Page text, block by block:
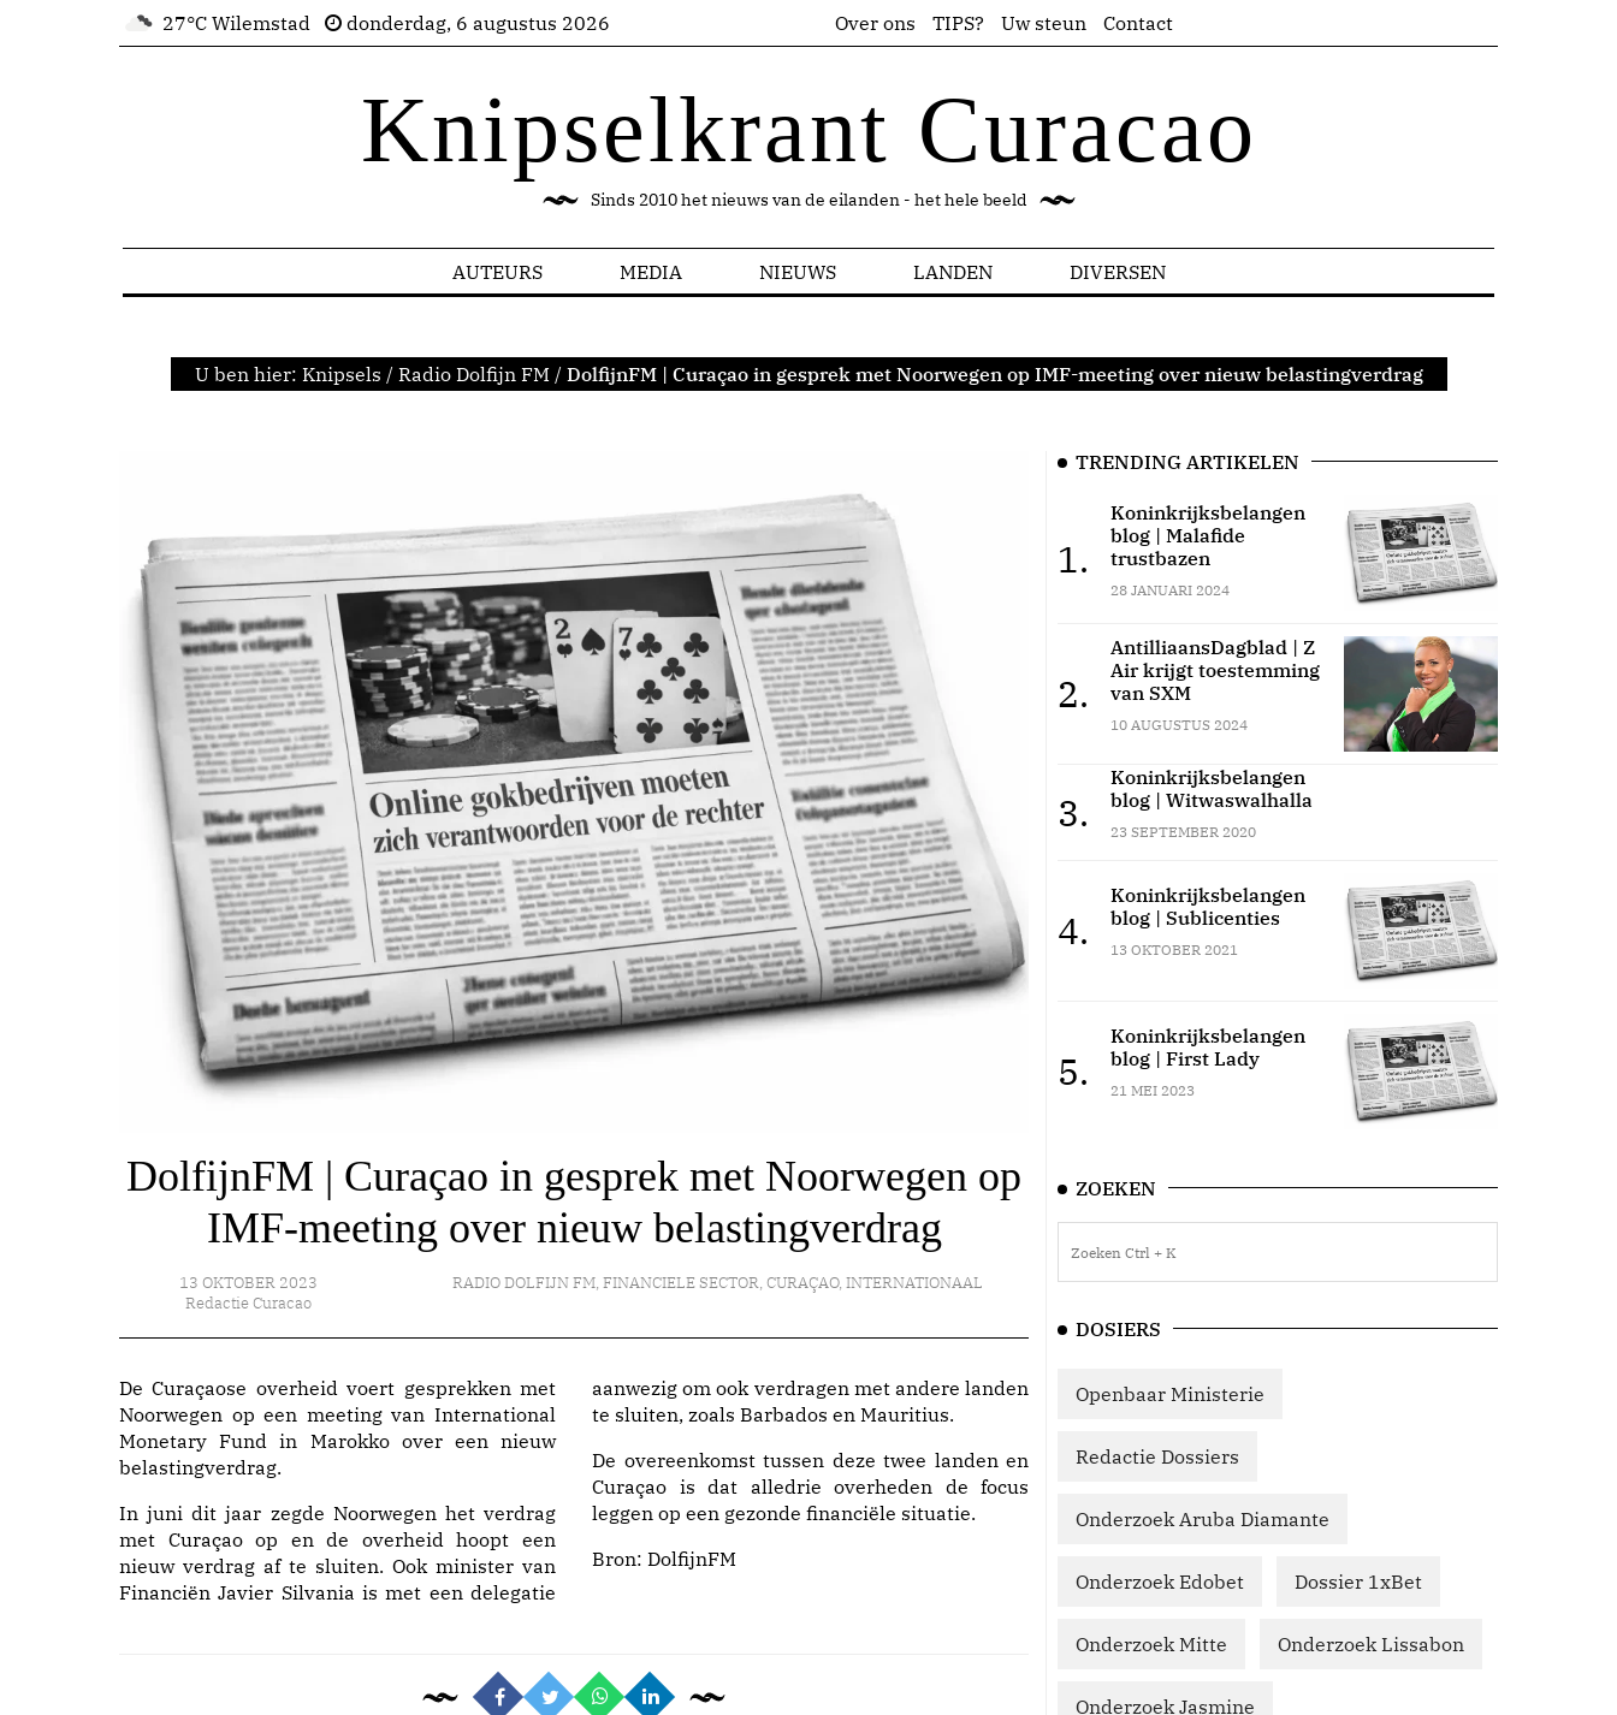
27°C Wilemstad donderdag, 6 augustus 2026 Over ons TIPS? Uw steun Contact
Knipselkrant Curacao
Sinds 2010 het nieuws van de eilanden - het hele beeld
AUTEURS MEDIA NIEUWS LANDEN DIVERSEN
U ben hier: Knipsels / Radio Dolfijn FM / DolfijnFM | Curaçao in gesprek met Noorwegen op IMF-meeting over nieuw belastingverdrag
DolfijnFM | Curaçao in gesprek met Noorwegen op
IMF-meeting over nieuw belastingverdrag
13 OKTOBER 2023
Redactie Curacao
RADIO DOLFIJN FM,FINANCIELE SECTOR,CURAÇAO,INTERNATIONAAL
De Curaçaose overheid voert gesprekken met
Noorwegen op een meeting van International
Monetary Fund in Marokko over een nieuw
belastingverdrag.
In juni dit jaar zegde Noorwegen het verdrag
met Curaçao op en de overheid hoopt een
nieuw verdrag af te sluiten. Ook minister van
Financiën Javier Silvania is met een delegatie
aanwezig om ook verdragen met andere landen
te sluiten, zoals Barbados en Mauritius.
De overeenkomst tussen deze twee landen en
Curaçao is dat alledrie overheden de focus
leggen op een gezonde financiële situatie.
Bron: DolfijnFM
TRENDING ARTIKELEN
1.
Koninkrijksbelangen
blog | Malafide
trustbazen
28 JANUARI 2024
2.
AntilliaansDagblad | Z
Air krijgt toestemming
van SXM
10 AUGUSTUS 2024
3.
Koninkrijksbelangen
blog | Witwaswalhalla
23 SEPTEMBER 2020
4.
Koninkrijksbelangen
blog | Sublicenties
13 OKTOBER 2021
5.
Koninkrijksbelangen
blog | First Lady
21 MEI 2023
ZOEKEN
DOSIERS
Openbaar Ministerie
Redactie Dossiers
Onderzoek Aruba Diamante
Onderzoek Edobet Dossier 1xBet
Onderzoek Mitte Onderzoek Lissabon
Onderzoek Jasmine